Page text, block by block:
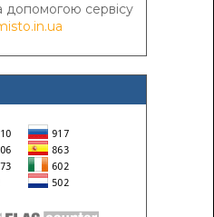
допомогою сервісу